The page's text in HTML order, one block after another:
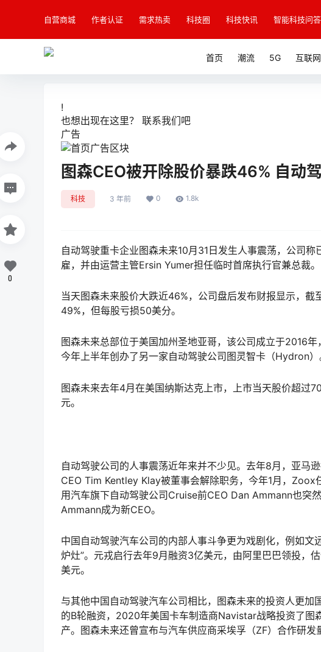
自营商城 作者认证 需求热卖 科技圈 科技快讯 智能科技问答
首页 潮流 5G 互联网
!
也想出现在这里？ 联系我们吧
广告
图森CEO被开除股价暴跌46% 自动
科技 3 年前 0 1.8k
自动驾驶重卡企业图森未来10月31日发生人事震荡，公司
雇，并由运营主管Ersin Yumer担任临时首席执行官兼总裁。
当天图森未来股价大跌近46%，公司盘后发布财报显示，
49%，但每股亏损50美分。
图森未来总部位于美国加州圣地亚哥，该公司成立于2016
今年上半年创办了另一家自动驾驶公司图灵智卡（Hydron）
图森未来去年4月在美国纳斯达克上市，上市当天股价超过
元。
自动驾驶公司的人事震荡近年来并不少见。去年8月，亚马
CEO Tim Kentley Klay被董事会解除职务，今年1月，
用汽车旗下自动驾驶公司Cruise前CEO Dan Ammann也突
Ammann成为新CEO。
中国自动驾驶汽车公司的内部人事斗争更为戏剧化，例如文
炉灶”。元戎启行去年9月融资3亿美元，由阿里巴巴领投，
美元。
与其他中国自动驾驶汽车公司相比，图森未来的投资人更
的B轮融资，2020年美国卡车制造商Navistar战略投资了
产。图森未来还曾宣布与汽车供应商采埃孚（ZF）合作研发
0